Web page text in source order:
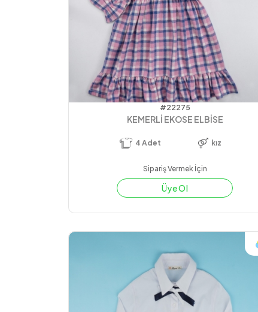
#22275
KEMERLİ EKOSE ELBİSE
4 Adet kız
Sipariş Vermek İçin
Üye Ol